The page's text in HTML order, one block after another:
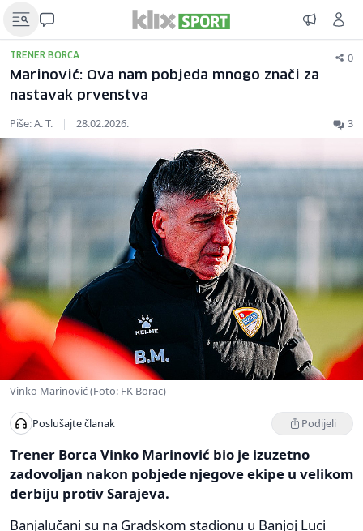
TRENER BORCA 0
Marinović: Ova nam pobjeda mnogo znači za
nastavak prvenstva
Piše: A. T. | 28.02.2026. 3
Vinko Marinović (Foto: FK Borac)
Poslušajte članak Podijeli
Trener Borca Vinko Marinović bio je izuzetno
zadovoljan nakon pobjede njegove ekipe u velikom
derbiju protiv Sarajeva.
Banjalučani su na Gradskom stadionu u Banjoj Luci